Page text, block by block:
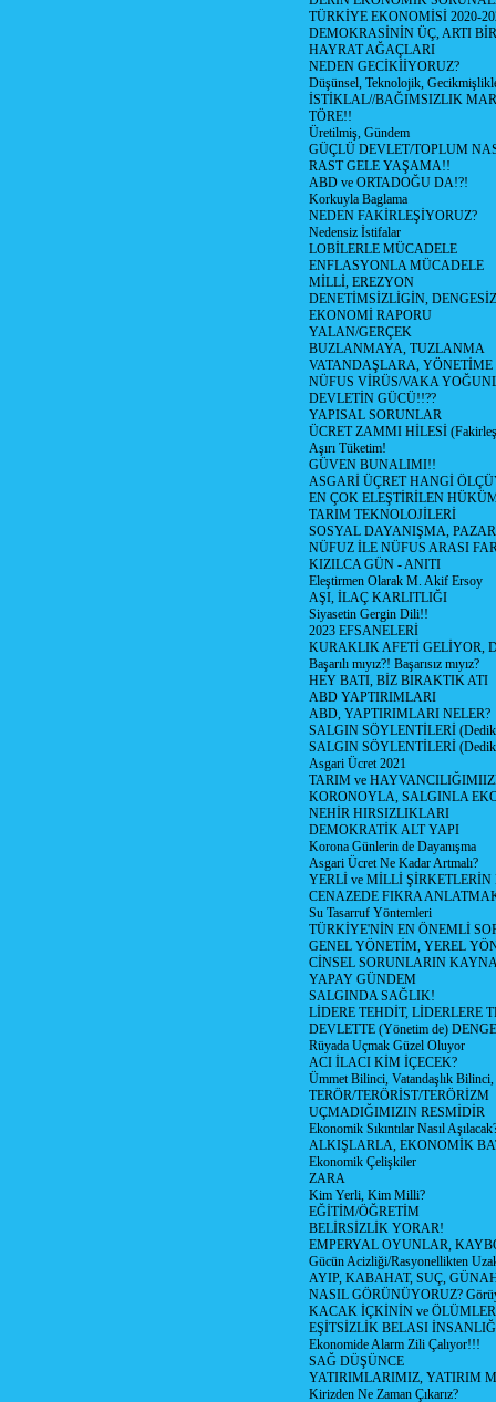
TÜRKİYE EKONOMİSİ 2020-
DEMOKRASİNİN ÜÇ, ARTI
HAYRAT AĞAÇLARI
NEDEN GECİKİİYORUZ?
Düşünsel, Teknolojik,
İSTİKLAL//BAĞIMSIZLIK
TÖRE!!
Üretilmiş, Gündem
GÜÇLÜ DEVLET/TOPLUM
RAST GELE YAŞAMA!!
ABD ve ORTADOĞU DA!?!
Korkuyla Baglama
NEDEN FAKİRLEŞİYORUZ?
Nedensiz İstifalar
LOBİLERLE MÜCADELE
ENFLASYONLA MÜCADELE
MİLLİ, EREZYON
DENETİMSİZLİGİN,
EKONOMİ RAPORU
YALAN/GERÇEK
BUZLANMAYA, TUZLANMA
VATANDAŞLARA,
NÜFUS VİRÜS/VAKA
DEVLETİN GÜCÜ!!??
YAPISAL SORUNLAR
ÜCRET ZAMMI HİLESİ
Aşırı Tüketim!
GÜVEN BUNALIMI!!
ASGARİ ÜÇRET HANGİ
EN ÇOK ELEŞTİRİLEN
TARIM TEKNOLOJİLERİ
SOSYAL DAYANIŞMA,
NÜFUZ İLE NÜFUS ARASI
KIZILCA GÜN - ANITI
Eleştirmen Olarak M. Akif Ersoy
AŞI, İLAÇ KARLITLIĞI
Siyasetin Gergin Dili!!
2023 EFSANELERİ
KURAKLIK AFETİ GELİYOR,
Başarılı mıyız?! Başarısız mıyız?
HEY BATI, BİZ BIRAKTIK ATI
ABD YAPTIRIMLARI
ABD, YAPTIRIMLARI NELER?
SALGIN SÖYLENTİLERİ
SALGIN SÖYLENTİLERİ
Asgari Ücret 2021
TARIM ve
KORONOYLA, SALGINLA
NEHİR HIRSIZLIKLARI
DEMOKRATİK ALT YAPI
Korona Günlerin de Dayanışma
Asgari Ücret Ne Kadar Artmalı?
YERLİ ve MİLLİ
CENAZEDE FIKRA
Su Tasarruf Yöntemleri
TÜRKİYE'NİN EN ÖNEMLİ
GENEL YÖNETİM, YEREL
CİNSEL SORUNLARIN
YAPAY GÜNDEM
SALGINDA SAĞLIK!
LİDERE TEHDİT, LİDERLERE
DEVLETTE (Yönetim de)
Rüyada Uçmak Güzel Oluyor
ACI İLACI KİM İÇECEK?
Ümmet Bilinci, Vatandaşlık
TERÖR/TERÖRİST/TERÖRİZM
UÇMADIĞIMIZIN RESMİDİR
Ekonomik Sıkıntılar Nasıl
ALKIŞLARLA, EKONOMİK
Ekonomik Çelişkiler
ZARA
Kim Yerli, Kim Milli?
EĞİTİM/ÖĞRETİM
BELİRSİZLİK YORAR!
EMPERYAL OYUNLAR,
Gücün Acizliği/Rasyonellikten
AYIP, KABAHAT, SUÇ,
NASIL GÖRÜNÜYORUZ?
KACAK İÇKİNİN ve
EŞİTSİZLİK BELASI
Ekonomide Alarm Zili Çalıyor!!!
SAĞ DÜŞÜNCE
YATIRIMLARIMIZ, YATIRIM
Kirizden Ne Zaman Çıkarız?